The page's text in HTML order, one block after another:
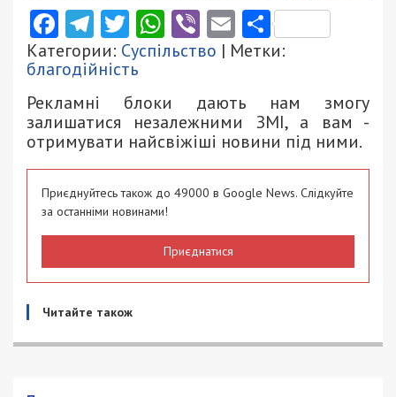
Facebook
Telegram
Twitter
WhatsApp
ViberEmail
Категории: Суспільство | Метки:
благодійність
Рекламні блоки дають нам змогу
залишатися незалежними ЗМІ, а вам -
отримувати найсвіжіші новини під ними.
Приєднуйтесь також до 49000 в Google News. Слідкуйте
за останніми новинами!
Приєднатися
Читайте також